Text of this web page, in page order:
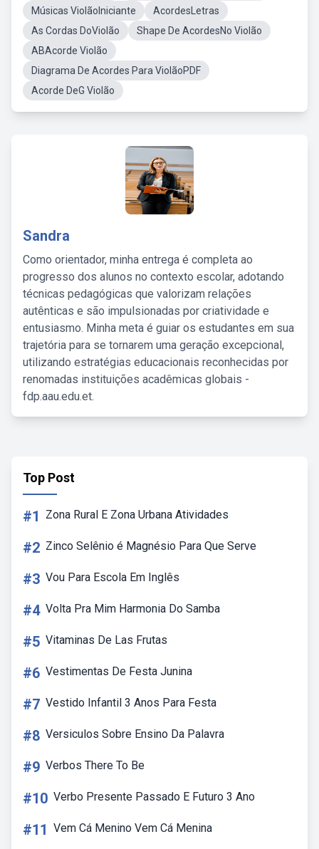
Músicas ViolãoIniciante
AcordesLetras
As Cordas DoViolão
Shape De AcordesNo Violão
ABAcorde Violão
Diagrama De Acordes Para ViolãoPDF
Acorde DeG Violão
Sandra
Como orientador, minha entrega é completa ao
progresso dos alunos no contexto escolar, adotando
técnicas pedagógicas que valorizam relações
autênticas e são impulsionadas por criatividade e
entusiasmo. Minha meta é guiar os estudantes em sua
trajetória para se tornarem uma geração excepcional,
utilizando estratégias educacionais reconhecidas por
renomadas instituições acadêmicas globais -
fdp.aau.edu.et.
Top Post
#1 Zona Rural E Zona Urbana Atividades
#2 Zinco Selênio é Magnésio Para Que Serve
#3 Vou Para Escola Em Inglês
#4 Volta Pra Mim Harmonia Do Samba
#5 Vitaminas De Las Frutas
#6 Vestimentas De Festa Junina
#7 Vestido Infantil 3 Anos Para Festa
#8 Versiculos Sobre Ensino Da Palavra
#9 Verbos There To Be
#10 Verbo Presente Passado E Futuro 3 Ano
#11 Vem Cá Menino Vem Cá Menina